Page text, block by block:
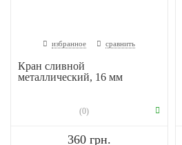
избранное сравнить
Кран сливной
металлический, 16 мм
(0)
360 грн.